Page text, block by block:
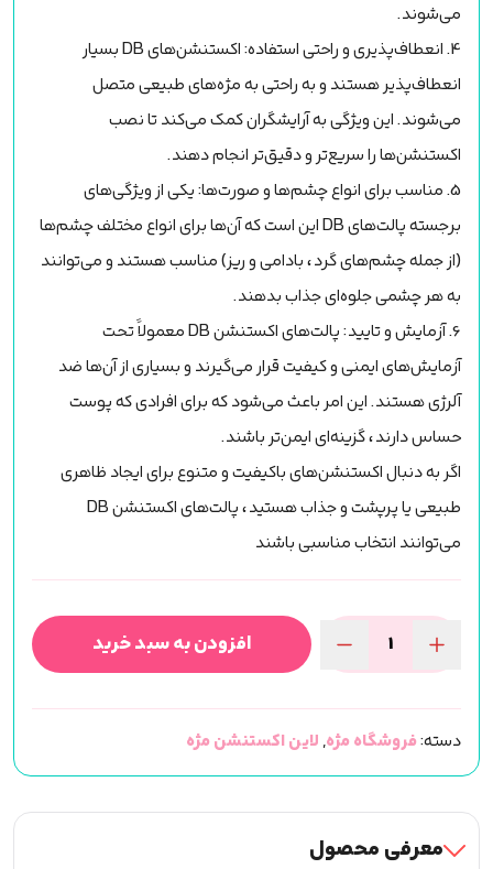
می‌شوند.
4. انعطاف‌پذیری و راحتی استفاده: اکستنشن‌های DB بسیار
انعطاف‌پذیر هستند و به راحتی به مژه‌های طبیعی متصل
می‌شوند. این ویژگی به آرایشگران کمک می‌کند تا نصب
اکستنشن‌ها را سریع‌تر و دقیق‌تر انجام دهند.
5. مناسب برای انواع چشم‌ها و صورت‌ها: یکی از ویژگی‌های
برجسته پالت‌های DB این است که آن‌ها برای انواع مختلف چشم‌ها
(از جمله چشم‌های گرد، بادامی و ریز) مناسب هستند و می‌توانند
به هر چشمی جلوه‌ای جذاب بدهند.
6. آزمایش و تایید: پالت‌های اکستنشن DB معمولاً تحت
آزمایش‌های ایمنی و کیفیت قرار می‌گیرند و بسیاری از آن‌ها ضد
آلرژی هستند. این امر باعث می‌شود که برای افرادی که پوست
حساس دارند، گزینه‌ای ایمن‌تر باشند.
اگر به دنبال اکستنشن‌های باکیفیت و متنوع برای ایجاد ظاهری
طبیعی یا پرپشت و جذاب هستید، پالت‌های اکستنشن DB
می‌توانند انتخاب مناسبی باشند
پالت
(DB)
0.07
CC
8mm
افزودن به سبد خرید
دسته:فروشگاه مژه, لاین اکستنشن مژه
معرفی محصول